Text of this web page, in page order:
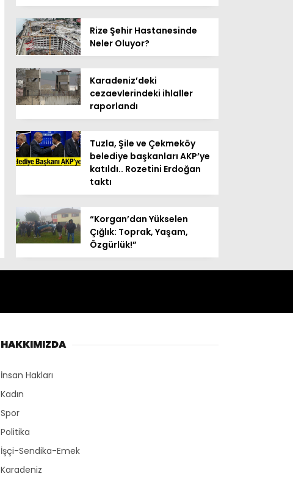
Rize Şehir Hastanesinde
Neler Oluyor?
Karadeniz’deki
cezaevlerindeki ihlaller
raporlandı
Tuzla, Şile ve Çekmeköy
belediye başkanları AKP’ye
katıldı.. Rozetini Erdoğan
taktı
“Korgan’dan Yükselen
Çığlık: Toprak, Yaşam,
Özgürlük!”
HAKKIMIZDA
İnsan Hakları
Kadın
Spor
Politika
İşçi-Sendika-Emek
Karadeniz